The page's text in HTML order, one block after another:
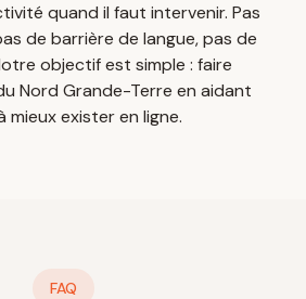
quand il faut intervenir. Pas
de barrière de langue, pas de
objectif est simple : faire
Nord Grande-Terre en aidant
exister en ligne.
FAQ